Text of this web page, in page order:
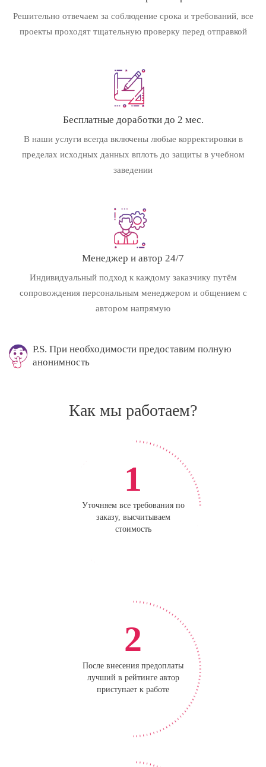
Решительно отвечаем за соблюдение срока и требований, все
проекты проходят тщательную проверку перед отправкой
Бесплатные доработки до 2 мес.
В наши услуги всегда включены любые корректировки в
пределах исходных данных вплоть до защиты в учебном
заведении
Менеджер и автор 24/7
Индивидуальный подход к каждому заказчику путём
сопровождения персональным менеджером и общением с
автором напрямую
P.S. При необходимости предоставим полную
анонимность
Как мы работаем?
1
Уточняем все требования по
заказу, высчитываем
стоимость
2
После внесения предоплаты
лучший в рейтинге автор
приступает к работе